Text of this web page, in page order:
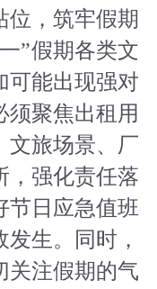
位，筑牢假期
”假期各类文
可能出现强对
须聚焦出租用
文旅场景、厂
，强化责任落
节日应急值班
生。同时，
关注假期的气